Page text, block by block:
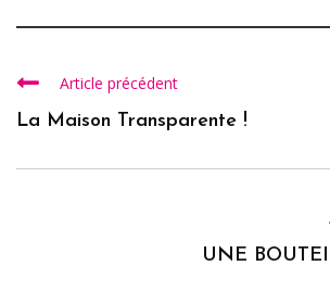
Article précédent
La Maison Transparente !
UNE